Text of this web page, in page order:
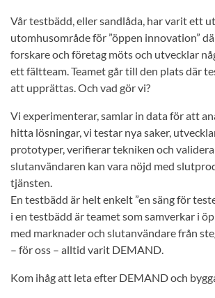
Vår testbädd, eller sandlåda, har varit ett
utomhusområde för ”öppen innovation”
forskare och företag möts och utvecklar
ett fältteam. Teamet går till den plats där
att upprättas. Och vad gör vi?
Vi experimenterar, samlar in data för att
hitta lösningar, vi testar nya saker,
prototyper, verifierar tekniken och
slutanvändaren kan vara nöjd med
tjänsten.
En testbädd är helt enkelt ”en säng för
i en testbädd är teamet som samverkar i
med marknader och slutanvändare från
– för oss – alltid varit DEMAND.
Kom ihåg att leta efter DEMAND och